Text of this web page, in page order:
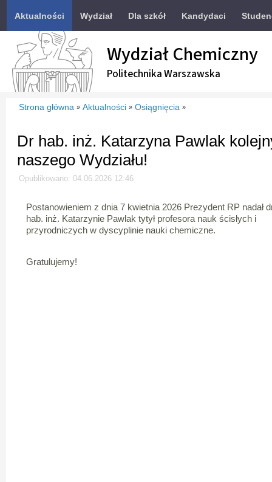
Aktualności Wydział Dla szkół Kandydaci
Wydział Chemiczny
Politechnika Warszawska
Strona główna » Aktualności » Osiągnięcia »
Dr hab. inż. Katarzyna Pawlak
naszego Wydziału!
Opublikowano: 04.06.2026 12:46
Postanowieniem z dnia 7 kwietnia 2026 Prezydent RP nadał
hab. inż. Katarzynie Pawlak tytył profesora nauk ścisłych i
przyrodniczych w dyscyplinie nauki chemiczne.
Gratulujemy!